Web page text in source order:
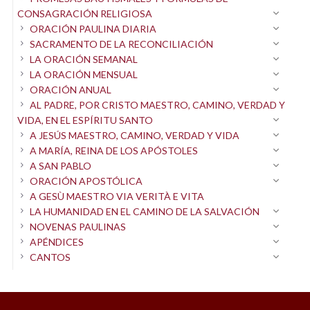
y viña escogida.
Tú eres, madre, la mujer del amén.
Ave, María,
tú eres la Madre de Dios.
Santa María, madre de Dios,
ruega por nosotros, pecadores,
ahora y en la hora
de nuestra muerte. Amén. Amén.
CONSAGRACIÓN RELIGIOSA
ORACIÓN PAULINA DIARIA
SACRAMENTO DE LA RECONCILIACIÓN
LA ORACIÓN SEMANAL
LA ORACIÓN MENSUAL
ORACIÓN ANUAL
AL PADRE, POR CRISTO MAESTRO, CAMINO, VERDAD Y
VIDA, EN EL ESPÍRITU SANTO
A JESÚS MAESTRO, CAMINO, VERDAD Y VIDA
A MARÍA, REINA DE LOS APÓSTOLES
A SAN PABLO
ORACIÓN APOSTÓLICA
A GESÙ MAESTRO VIA VERITÀ E VITA
LA HUMANIDAD EN EL CAMINO DE LA SALVACIÓN
NOVENAS PAULINAS
APÉNDICES
CANTOS